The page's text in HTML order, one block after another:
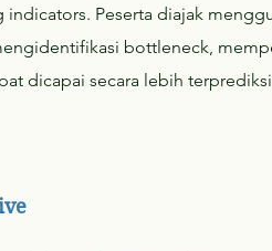
Peserta diajak
bottleneck,
dicapai secara lebih